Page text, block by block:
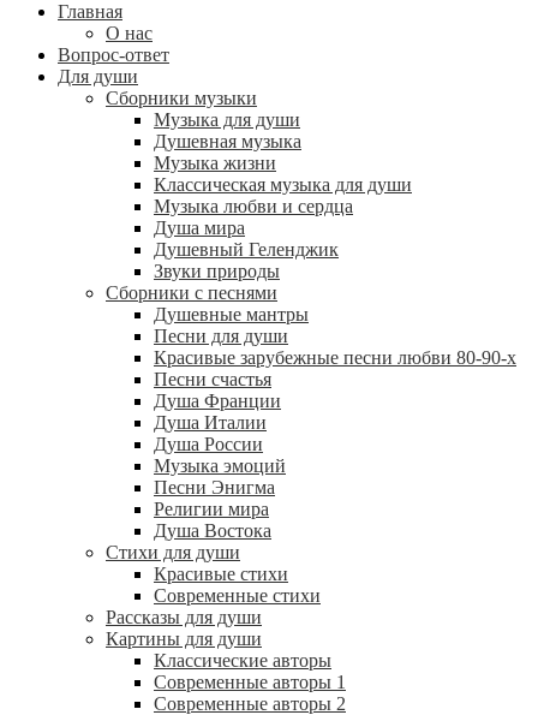
Главная
О нас
Вопрос-ответ
Для души
Сборники музыки
Музыка для души
Душевная музыка
Музыка жизни
Классическая музыка для души
Музыка любви и сердца
Душа мира
Душевный Геленджик
Звуки природы
Сборники с песнями
Душевные мантры
Песни для души
Красивые зарубежные песни любви 80-90-х
Песни счастья
Душа Франции
Душа Италии
Душа России
Музыка эмоций
Песни Энигма
Религии мира
Душа Востока
Стихи для души
Красивые стихи
Современные стихи
Рассказы для души
Картины для души
Классические авторы
Современные авторы 1
Современные авторы 2